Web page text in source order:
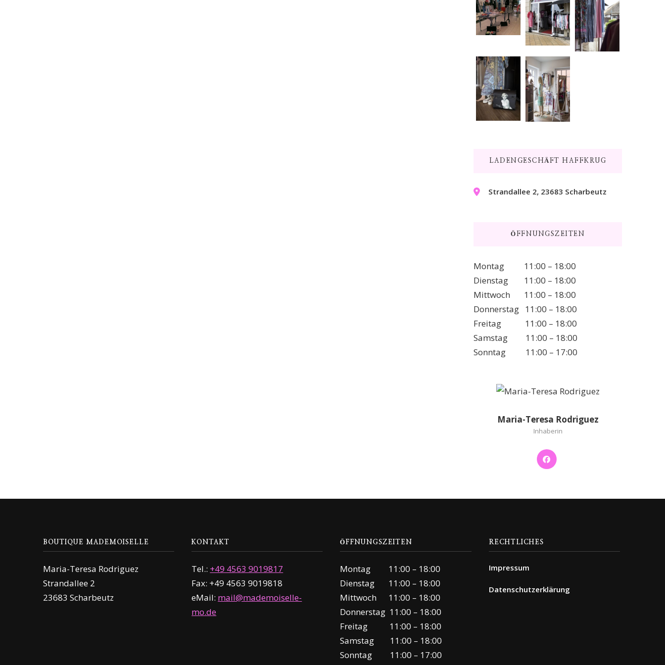
LADENGESCHÄFT HAFFKRUG
Strandallee 2, 23683 Scharbeutz
ÖFFNUNGSZEITEN
Montag 11:00 – 18:00
Dienstag 11:00 – 18:00
Mittwoch 11:00 – 18:00
Donnerstag 11:00 – 18:00
Freitag 11:00 – 18:00
Samstag 11:00 – 18:00
Sonntag 11:00 – 17:00
Maria-Teresa Rodriguez
Inhaberin
BOUTIQUE MADEMOISELLE
Maria-Teresa Rodriguez
Strandallee 2
23683 Scharbeutz
KONTAKT
Tel.: +49 4563 9019817
Fax: +49 4563 9019818
eMail: mail@mademoiselle-
mo.de
ÖFFNUNGSZEITEN
Montag 11:00 – 18:00
Dienstag 11:00 – 18:00
Mittwoch 11:00 – 18:00
Donnerstag 11:00 – 18:00
Freitag 11:00 – 18:00
Samstag 11:00 – 18:00
Sonntag 11:00 – 17:00
RECHTLICHES
Impressum
Datenschutzerklärung